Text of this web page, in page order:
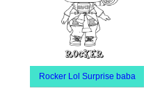
Rocker Lol Surprise baba